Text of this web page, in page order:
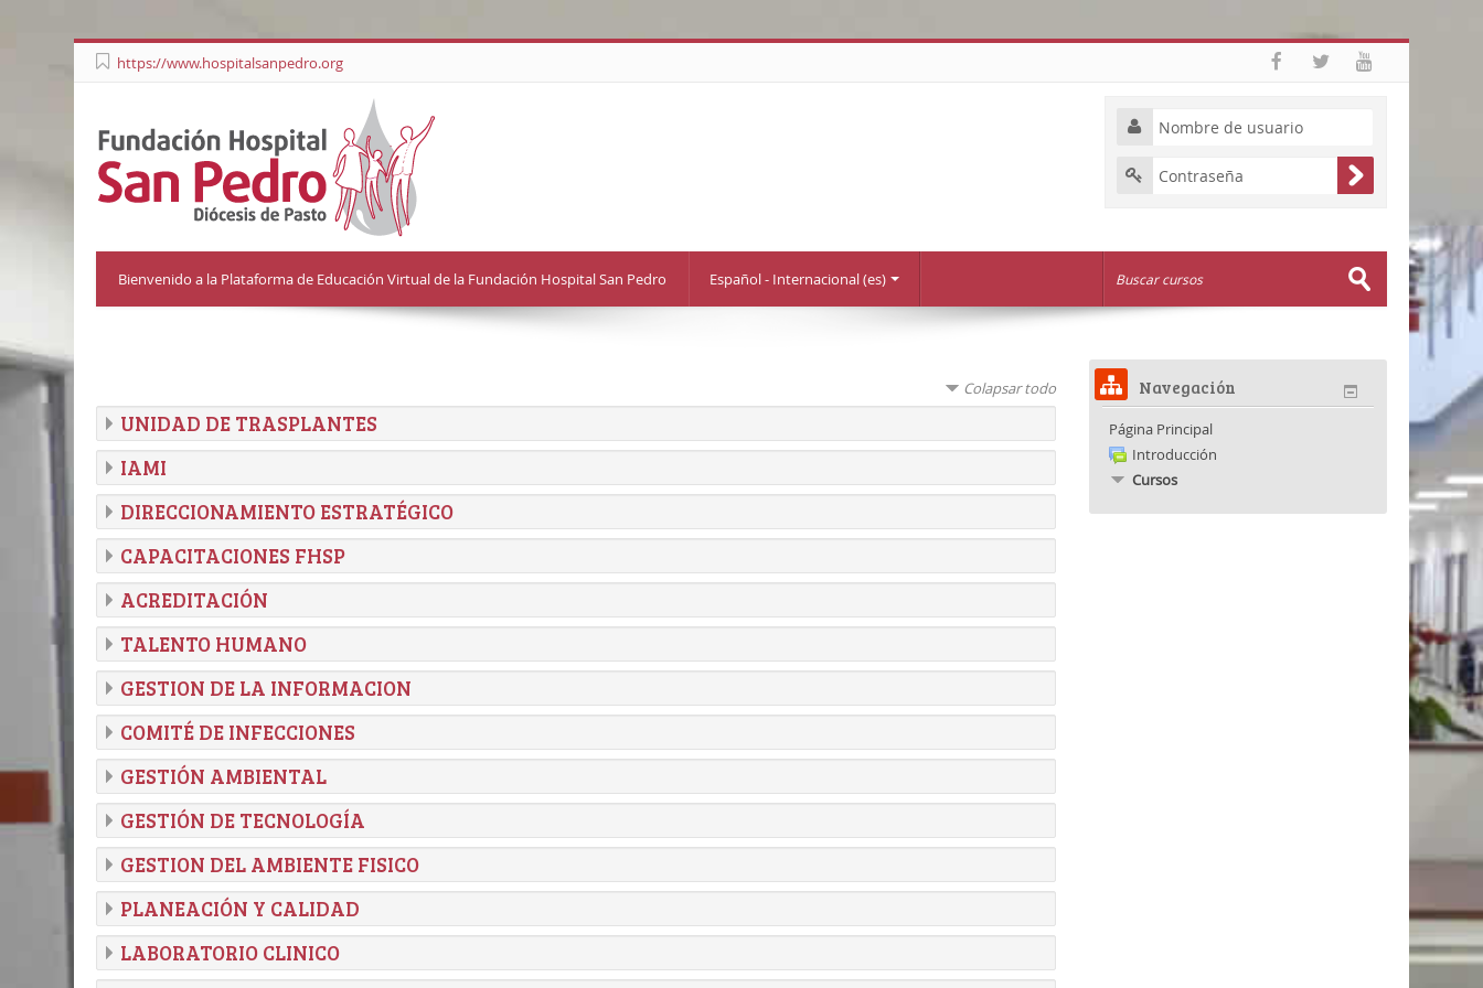
https://www.hospitalsanpedro.org
Bienvenido a la Plataforma de Educación Virtual de la Fundación Hospital San Pedro Español - Internacional (es)
Colapsar todo
UNIDAD DE TRASPLANTES
IAMI
DIRECCIONAMIENTO ESTRATÉGICO
CAPACITACIONES FHSP
ACREDITACIÓN
TALENTO HUMANO
GESTION DE LA INFORMACION
COMITÉ DE INFECCIONES
GESTIÓN AMBIENTAL
GESTIÓN DE TECNOLOGÍA
GESTION DEL AMBIENTE FISICO
PLANEACIÓN Y CALIDAD
LABORATORIO CLINICO
Navegación
Página Principal
Introducción
Cursos